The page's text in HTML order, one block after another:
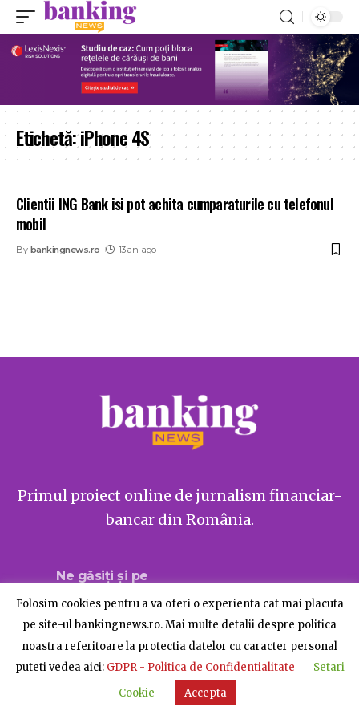
Etichetă:iPhone 4S
Clientii ING Bank isi pot achita cumparaturile cu telefonul
mobil
By bankingnews.ro 13 ani ago
Primul proiect online de jurnalism financiar-
bancar din România.
Ne găsiți și pe
© BankingNews - Toate drepturile rezervate
Despre BankingNews Contact Publicitate
Folosim cookies pentru a va oferi o experienta cat mai placuta
pe site-ul bankingnews.ro. Mai multe detalii despre politica
noastra referitoare la protectia datelor cu caracter personal
puteti vedea aici: GDPR - Politica de Confidentialitate
Setari
Cookie
Accepta